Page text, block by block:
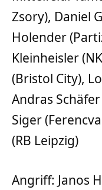
Zsory), Daniel
Holender
Kleinheisler
(Bristol City),
Andras
Siger
(RB Leipzig)
Angriff: Janos